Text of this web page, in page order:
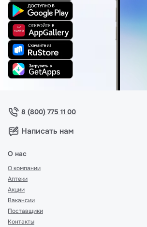
8 (800) 775 11 00
Написать нам
О нас
О компании
Аптеки
Акции
Вакансии
Поставщики
Контакты